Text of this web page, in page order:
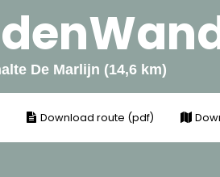
De Marlijn (14,6 km)
Download route (pdf)